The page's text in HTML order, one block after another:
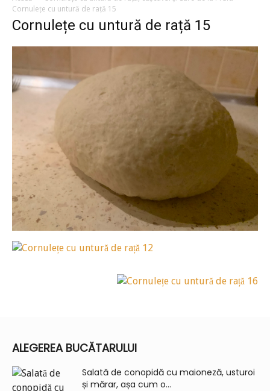
Cornulețe cu untură de rață 15
Cornulețe cu untură de rață 15
ALEGEREA BUCĂTARULUI
Salată de conopidă cu maioneză, usturoi
și mărar, așa cum o...